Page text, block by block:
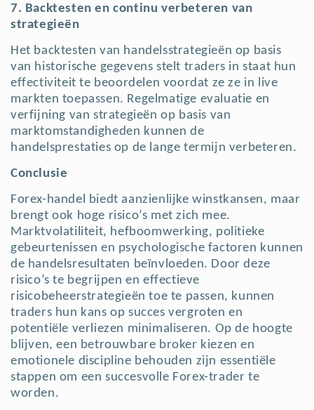
7. Backtesten en continu verbeteren van
strategieën
Het backtesten van handelsstrategieën op basis
van historische gegevens stelt traders in staat hun
effectiviteit te beoordelen voordat ze ze in live
markten toepassen. Regelmatige evaluatie en
verfijning van strategieën op basis van
marktomstandigheden kunnen de
handelsprestaties op de lange termijn verbeteren.
Conclusie
Forex-handel biedt aanzienlijke winstkansen, maar
brengt ook hoge risico’s met zich mee.
Marktvolatiliteit, hefboomwerking, politieke
gebeurtenissen en psychologische factoren kunnen
de handelsresultaten beïnvloeden. Door deze
risico’s te begrijpen en effectieve
risicobeheerstrategieën toe te passen, kunnen
traders hun kans op succes vergroten en
potentiële verliezen minimaliseren. Op de hoogte
blijven, een betrouwbare broker kiezen en
emotionele discipline behouden zijn essentiële
stappen om een succesvolle Forex-trader te
worden.